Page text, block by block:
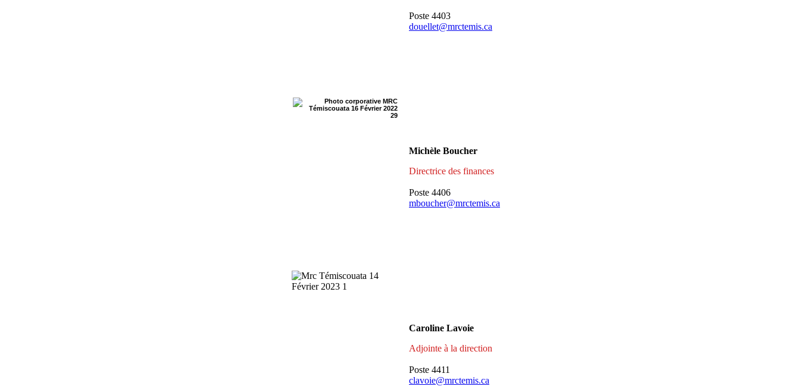
Poste 4403
douellet@mrctemis.ca
Michèle Boucher
Directrice des finances
Poste 4406
mboucher@mrctemis.ca
Caroline Lavoie
Adjointe à la direction
Poste 4411
clavoie@mrctemis.ca